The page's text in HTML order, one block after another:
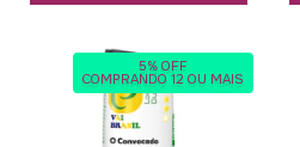
5% OFF
COMPRANDO 12 OU MAIS